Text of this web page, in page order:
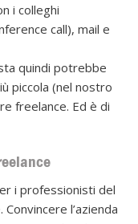
i colleghi
call), mail e
quindi potrebbe
piccola (nel nostro
freelance. Ed è di
i professionisti del
l’azienda